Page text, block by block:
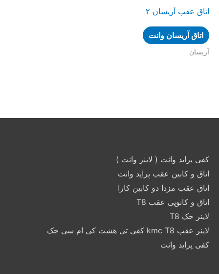
اتاق عقب آریسان ۲
اتاق آریسان وانت
آریسان
کفی پراید وانت ( لاینر وانت )
اتاق و کابین عقب پراید وانت
اتاق عقب مزدا دو کابین کارا
اتاق و کانوپی عقب T8
لاینر جک T8
لاینر عقب kmc T8 کفی تی هشت کی ام سی جک
کفی پراید وانت